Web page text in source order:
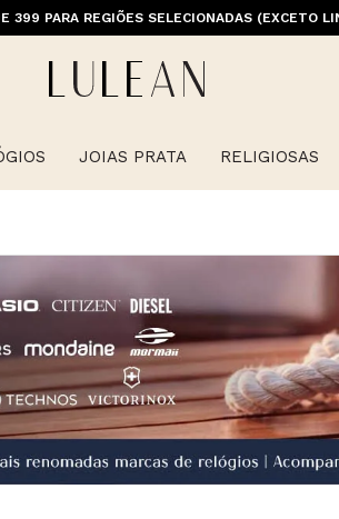
399 PARA REGIÕES SELECIONADAS (EXCETO
JOIAS PRATA RELIGIOSAS